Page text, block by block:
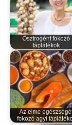
Ösztrogént fokozó
táplálékok
Az elme
fokozó agyi